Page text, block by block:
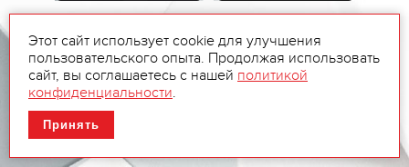
Этот сайт использует cookie для улучшения
пользовательского опыта. Продолжая использовать
сайт, вы соглашаетесь с нашей политикой
конфиденциальности.
Принять